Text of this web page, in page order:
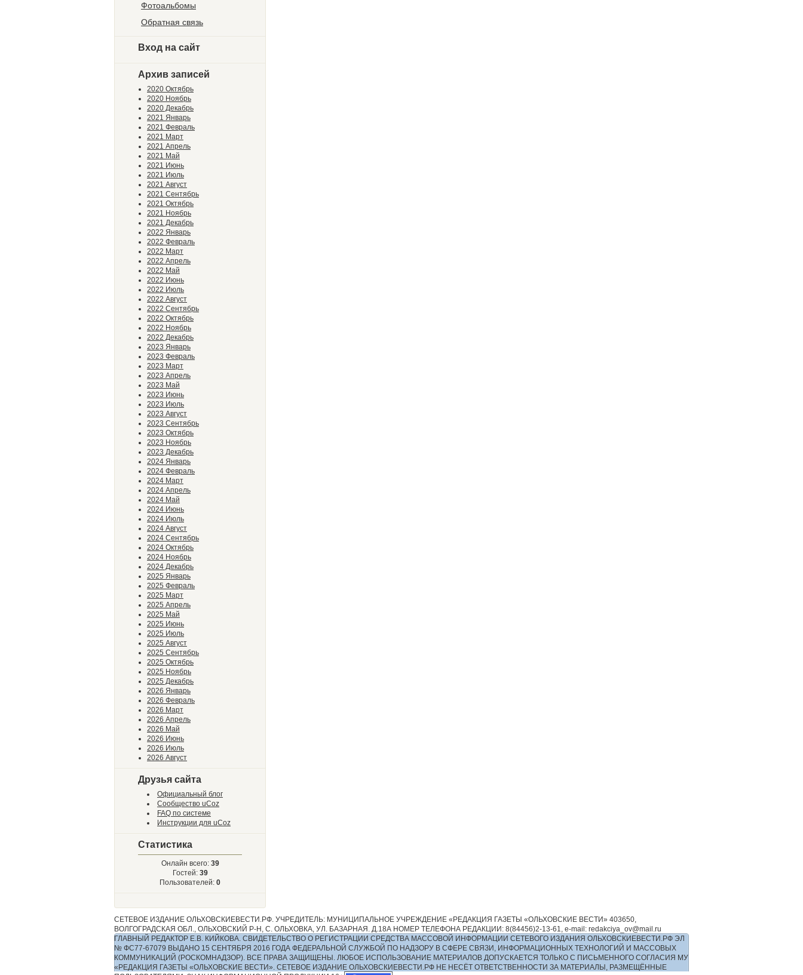
Фотоальбомы
Обратная связь
Вход на сайт
Архив записей
2020 Октябрь
2020 Ноябрь
2020 Декабрь
2021 Январь
2021 Февраль
2021 Март
2021 Апрель
2021 Май
2021 Июнь
2021 Июль
2021 Август
2021 Сентябрь
2021 Октябрь
2021 Ноябрь
2021 Декабрь
2022 Январь
2022 Февраль
2022 Март
2022 Апрель
2022 Май
2022 Июнь
2022 Июль
2022 Август
2022 Сентябрь
2022 Октябрь
2022 Ноябрь
2022 Декабрь
2023 Январь
2023 Февраль
2023 Март
2023 Апрель
2023 Май
2023 Июнь
2023 Июль
2023 Август
2023 Сентябрь
2023 Октябрь
2023 Ноябрь
2023 Декабрь
2024 Январь
2024 Февраль
2024 Март
2024 Апрель
2024 Май
2024 Июнь
2024 Июль
2024 Август
2024 Сентябрь
2024 Октябрь
2024 Ноябрь
2024 Декабрь
2025 Январь
2025 Февраль
2025 Март
2025 Апрель
2025 Май
2025 Июнь
2025 Июль
2025 Август
2025 Сентябрь
2025 Октябрь
2025 Ноябрь
2025 Декабрь
2026 Январь
2026 Февраль
2026 Март
2026 Апрель
2026 Май
2026 Июнь
2026 Июль
2026 Август
Друзья сайта
Официальный блог
Сообщество uCoz
FAQ по системе
Инструкции для uCoz
Статистика
Онлайн всего: 39
Гостей: 39
Пользователей: 0
СЕТЕВОЕ ИЗДАНИЕ ОЛЬХОВСКИЕВЕСТИ.РФ. УЧРЕДИТЕЛЬ: МУНИЦИПАЛЬНОЕ УЧРЕЖДЕНИЕ «РЕДАКЦИЯ ГАЗЕТЫ «ОЛЬХОВСКИЕ ВЕСТИ» 403650,
ВОЛГОГРАДСКАЯ ОБЛ., ОЛЬХОВСКИЙ Р-Н, С. ОЛЬХОВКА, УЛ. БАЗАРНАЯ. Д.18А НОМЕР ТЕЛЕФОНА РЕДАКЦИИ: 8(84456)2-13-61, e-mail: redakciya_ov@mail.ru
ГЛАВНЫЙ РЕДАКТОР Е.В. КИЙКОВА. СВИДЕТЕЛЬСТВО О РЕГИСТРАЦИИ СРЕДСТВА МАССОВОЙ ИНФОРМАЦИИ СЕТЕВОГО ИЗДАНИЯ ОЛЬХОВСКИЕВЕСТИ.РФ ЭЛ
№ ФС77-67079 ВЫДАНО 15 СЕНТЯБРЯ 2016 ГОДА ФЕДЕРАЛЬНОЙ СЛУЖБОЙ ПО НАДЗОРУ В СФЕРЕ СВЯЗИ, ИНФОРМАЦИОННЫХ ТЕХНОЛОГИЙ И МАССОВЫХ
КОММУНИКАЦИЙ (РОСКОМНАДЗОР). ВСЕ ПРАВА ЗАЩИЩЕНЫ. ЛЮБОЕ ИСПОЛЬЗОВАНИЕ МАТЕРИАЛОВ ДОПУСКАЕТСЯ ТОЛЬКО С ПИСЬМЕННОГО СОГЛАСИЯ МУ
«РЕДАКЦИЯ ГАЗЕТЫ «ОЛЬХОВСКИЕ ВЕСТИ». СЕТЕВОЕ ИЗДАНИЕ ОЛЬХОВСКИЕВЕСТИ.РФ НЕ НЕСЁТ ОТВЕТСТВЕННОСТИ ЗА МАТЕРИАЛЫ, РАЗМЕЩЁННЫЕ